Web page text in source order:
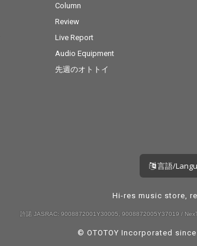
Column
Review
Live Report
Audio Equipment
先週のオトトイ
言語/
Hi-res music store,
許諾 JASRAC: 9008872001Y30005, 9008872005Y37019 /
© OTOTOY Incorporated since